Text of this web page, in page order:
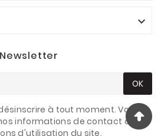

Newsletter
OK
à tout moment. Vous
informations de contact dans
d'utilisation du site.